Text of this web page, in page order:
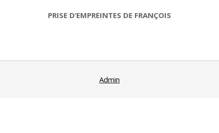
PRISE D’EMPREINTES DE FRANÇOIS
10-
Admin